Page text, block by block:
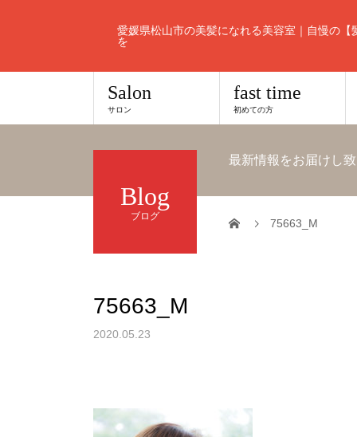
愛媛県松山市の美髪になれる美容室｜自慢の
を
Salon
サロン
fast time
初めての方
Blog
ブログ
最新情報をお届けし
75663_M
75663_M
2020.05.23